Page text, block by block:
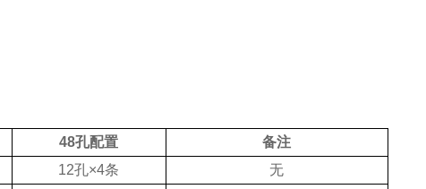
48孔配置
备注
12孔×4条
无